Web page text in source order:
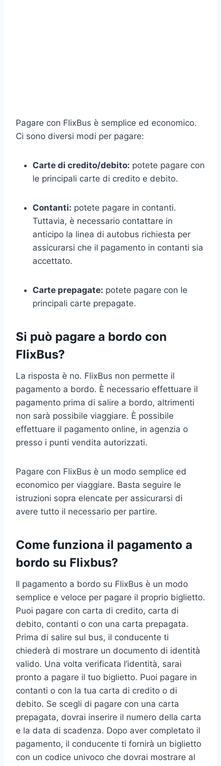
Pagare con FlixBus è semplice ed economico.
Ci sono diversi modi per pagare:
Carte di credito/debito: potete pagare con
le principali carte di credito e debito.
Contanti: potete pagare in contanti.
Tuttavia, è necessario contattare in
anticipo la linea di autobus richiesta per
assicurarsi che il pagamento in contanti sia
accettato.
Carte prepagate: potete pagare con le
principali carte prepagate.
Si può pagare a bordo con
FlixBus?
La risposta è no. FlixBus non permette il
pagamento a bordo. È necessario effettuare il
pagamento prima di salire a bordo, altrimenti
non sarà possibile viaggiare. È possibile
effettuare il pagamento online, in agenzia o
presso i punti vendita autorizzati.
Pagare con FlixBus è un modo semplice ed
economico per viaggiare. Basta seguire le
istruzioni sopra elencate per assicurarsi di
avere tutto il necessario per partire.
Come funziona il pagamento a
bordo su Flixbus?
Il pagamento a bordo su FlixBus è un modo
semplice e veloce per pagare il proprio biglietto.
Puoi pagare con carta di credito, carta di
debito, contanti o con una carta prepagata.
Prima di salire sul bus, il conducente ti
chiederà di mostrare un documento di identità
valido. Una volta verificata l’identità, sarai
pronto a pagare il tuo biglietto. Puoi pagare in
contanti o con la tua carta di credito o di
debito. Se scegli di pagare con una carta
prepagata, dovrai inserire il numero della carta
e la data di scadenza. Dopo aver completato il
pagamento, il conducente ti fornirà un biglietto
con un codice univoco che dovrai mostrare al